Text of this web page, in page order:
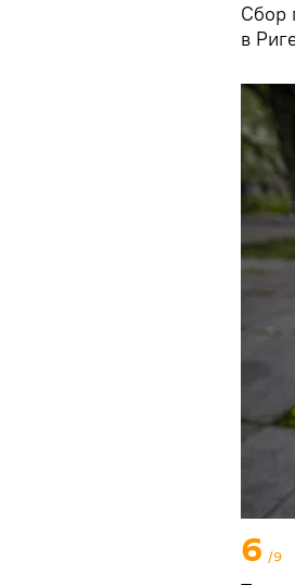
Сбор
в
6 /9